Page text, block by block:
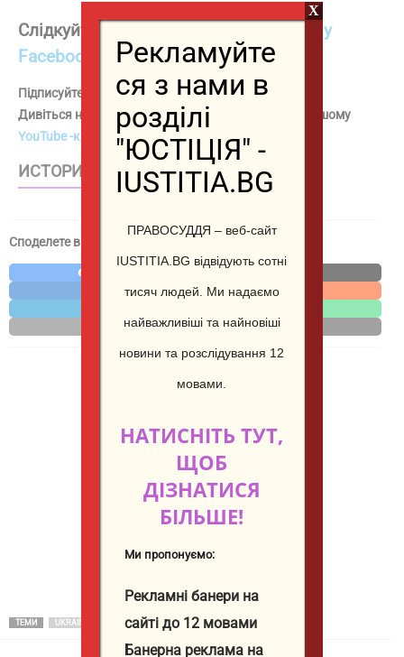
Слідкуйте за нами
нашій сторінці у
Facebook
Підписуйтесь на нас також вInstagram
Дивіться наші найцікавіші відео на
та на нашому
YouTube -каналі
ИСТОРИИ – WEB STORIES
Споделете в социалните мрежи / Share in social media
Reddit
Print
ТЕМИ UKRAINA
Рекламуйте
ся з нами в
розділі
"ЮСТІЦІЯ" -
IUSTITIA.BG
ПРАВОСУДДЯ – веб-сайт
IUSTITIA.BG відвідують сотні
тисяч людей. Ми надаємо
найважливіші та найновіші
новини та розслідування 12
мовами.
НАТИСНІТЬ ТУТ,
ЩОБ
ДІЗНАТИСЯ
БІЛЬШЕ!
Ми пропонуємо:
Рекламні банери на
сайті до 12 мовами
Банерна реклама на
X